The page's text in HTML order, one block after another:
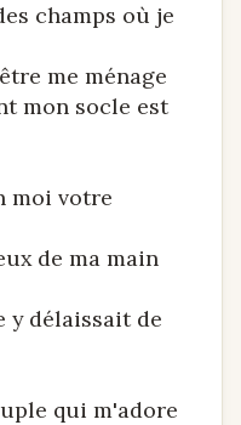
champs où je
me ménage
mon socle est
moi votre
de ma main
y délaissait de
qui m'adore